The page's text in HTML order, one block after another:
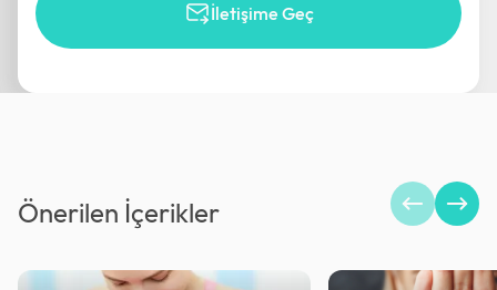
İletişime Geç
Önerilen İçerikler